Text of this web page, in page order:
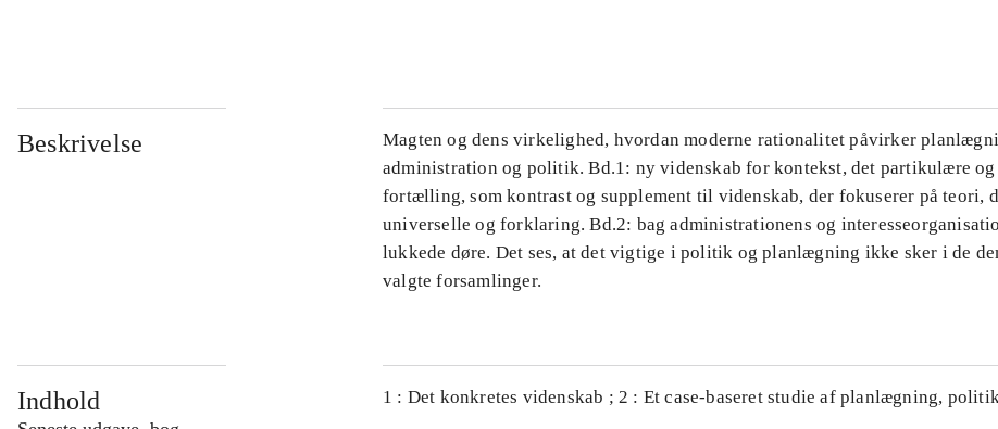
Beskrivelse
Magten og dens virkelighed, hvordan moderne rationalitet påvirker
administration og politik. Bd.1: ny videnskab for kontekst, det partikulære og
fortælling, som kontrast og supplement til videnskab, der fokuserer på teori,
universelle og forklaring. Bd.2: bag administrationens og
lukkede døre. Det ses, at det vigtige i politik og planlægning ikke sker i de
valgte forsamlinger.
Indhold 1 : Det konkretes videnskab ; 2 : Et case-baseret studie af planlægning,